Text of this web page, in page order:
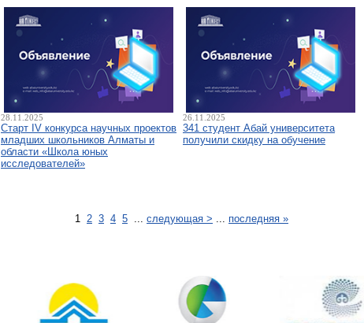
28.11.2025
Старт IV конкурса научных проектов
младших школьников Алматы и
области «Школа юных
исследователей»
26.11.2025
341 студент Абай университета
получили скидку на обучение
1 2 3 4 5 ... следующая > ... последняя »